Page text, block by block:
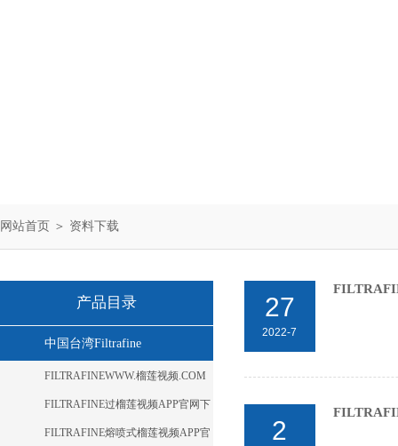
网站首页 ＞ 资料下载
产品目录
中国台湾Filtrafine
FILTRAFINEWWW.榴莲视频.COM
FILTRAFINE过榴莲视频APP官网下
载进入窗口
FILTRAFINE熔喷式榴莲视频APP官
27
2022-7
2